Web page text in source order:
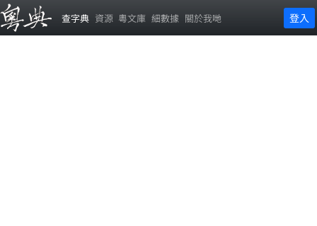
查字典 資源 粵文庫 細數據 關於我哋 登入